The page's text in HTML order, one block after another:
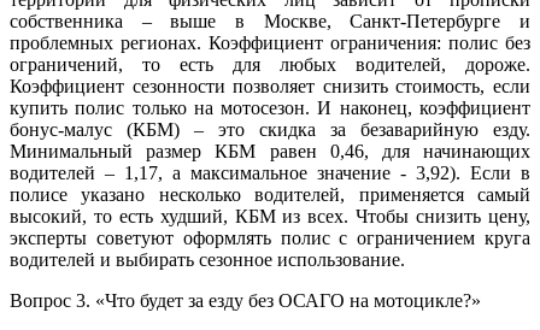
собственника – выше в Москве, Санкт-Петербурге и
проблемных регионах. Коэффициент ограничения: полис без
ограничений, то есть для любых водителей, дороже.
Коэффициент сезонности позволяет снизить стоимость, если
купить полис только на мотосезон. И наконец, коэффициент
бонус-малус (КБМ) – это скидка за безаварийную езду.
Минимальный размер КБМ равен 0,46, для начинающих
водителей – 1,17, а максимальное значение - 3,92). Если в
полисе указано несколько водителей, применяется самый
высокий, то есть худший, КБМ из всех. Чтобы снизить цену,
эксперты советуют оформлять полис с ограничением круга
водителей и выбирать сезонное использование.
Вопрос 3. «Что будет за езду без ОСАГО на мотоцикле?»